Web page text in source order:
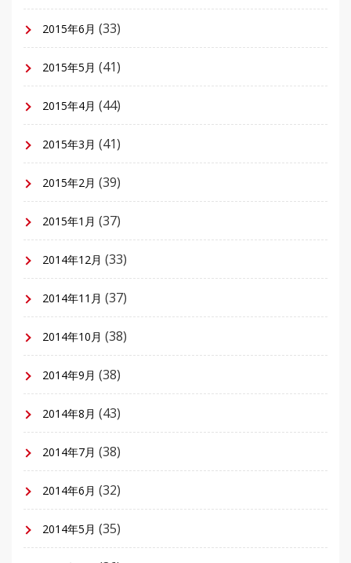
2015年6月 (33)
2015年5月 (41)
2015年4月 (44)
2015年3月 (41)
2015年2月 (39)
2015年1月 (37)
2014年12月 (33)
2014年11月 (37)
2014年10月 (38)
2014年9月 (38)
2014年8月 (43)
2014年7月 (38)
2014年6月 (32)
2014年5月 (35)